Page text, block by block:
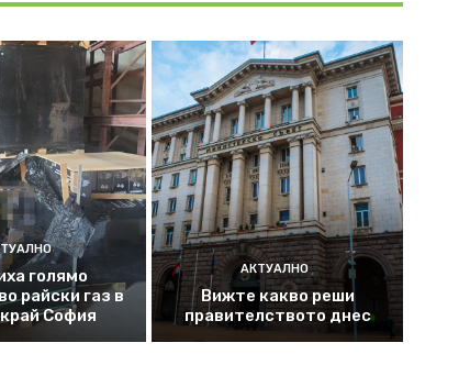
голямо
райски газ в
София
АКТУАЛНО
Вижте какво реши
правителството днес